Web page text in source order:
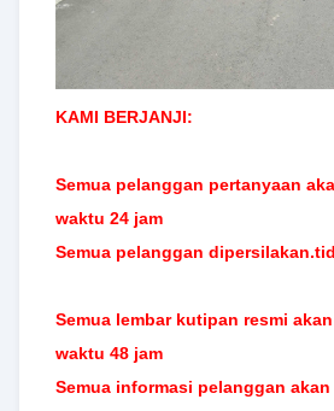
KAMI BERJANJI:
Semua pelanggan pertanyaan
waktu 24 jam
Semua pelanggan
Semua lembar kutipan resmi
waktu 48 jam
Semua informasi pelanggan